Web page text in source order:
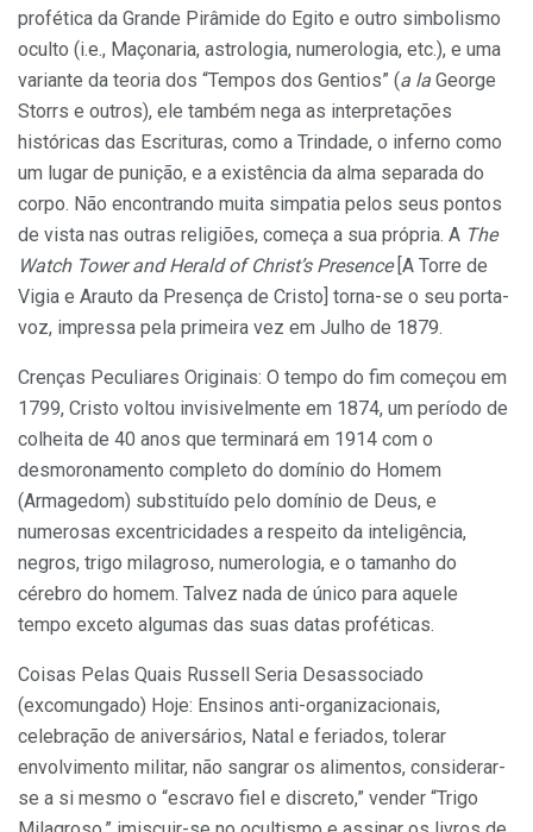
profética da Grande Pirâmide do Egito e outro simbolismo
oculto (i.e., Maçonaria, astrologia, numerologia, etc.), e uma
variante da teoria dos “Tempos dos Gentios” (a la George
Storrs e outros), ele também nega as interpretações
históricas das Escrituras, como a Trindade, o inferno como
um lugar de punição, e a existência da alma separada do
corpo. Não encontrando muita simpatia pelos seus pontos
de vista nas outras religiões, começa a sua própria. A The
Watch Tower and Herald of Christ’s Presence[A Torre de
Vigia e Arauto da Presença de Cristo] torna-se o seu porta-
voz, impressa pela primeira vez em Julho de 1879.
Crenças Peculiares Originais: O tempo do fim começou em
1799, Cristo voltou invisivelmente em 1874, um período de
colheita de 40 anos que terminará em 1914 com o
desmoronamento completo do domínio do Homem
(Armagedom) substituído pelo domínio de Deus, e
numerosas excentricidades a respeito da inteligência,
negros, trigo milagroso, numerologia, e o tamanho do
cérebro do homem. Talvez nada de único para aquele
tempo exceto algumas das suas datas proféticas.
Coisas Pelas Quais Russell Seria Desassociado
(excomungado) Hoje: Ensinos anti-organizacionais,
celebração de aniversários, Natal e feriados, tolerar
envolvimento militar, não sangrar os alimentos, considerar-
se a si mesmo o “escravo fiel e discreto,” vender “Trigo